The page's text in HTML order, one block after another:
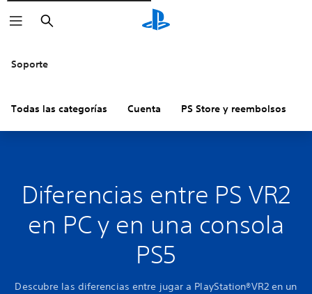
Buscar
Soporte
Todas las categorías Cuenta PS Store y reembolsos
Diferencias entre PS VR2
en PC y en una consola
PS5
Descubre las diferencias entre jugar a PlayStation®VR2 en un